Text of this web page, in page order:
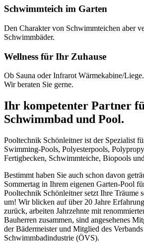
Schwimmteich im Garten
Den Charakter von Schwimmteichen aber
Schwimmbäder.
Wellness für Ihr Zuhause
Ob Sauna oder Infrarot Wärmekabine/Liege.
Wir beraten Sie gerne.
Ihr kompetenter Partner
Schwimmbad und Pool.
Pooltechnik Schönleitner ist der Spezialist
Swimming-Pools, Polyesterpools,
Fertigbecken, Schwimmteiche, Biopools
Bestimmt haben Sie auch schon davon
Sommertag in Ihrem eigenen Garten-Pool
Pooltechnik Schönleitner setzt Ihre Träume
um! Wir blicken auf über 20 Jahre
zurück, arbeiten Jahrzehnte mit
Bauherren zusammen, sind angesehenes
der Bädermeister und Mitglied des
Schwimmbadindustrie (ÖVS).